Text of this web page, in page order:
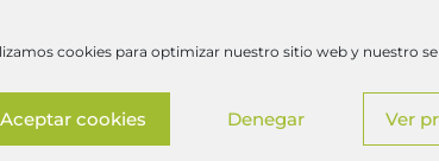
cookies para optimizar nuestro sitio web y nuestro
Aceptar cookies Denegar Ver